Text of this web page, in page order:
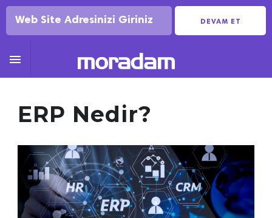
DEVAM ET

ERP Nedir?